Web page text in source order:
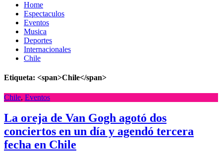
Home
Espectaculos
Eventos
Musica
Deportes
Internacionales
Chile
Etiqueta: <span>Chile</span>
Chile, Eventos
La oreja de Van Gogh agotó dos
conciertos en un día y agendó tercera
fecha en Chile